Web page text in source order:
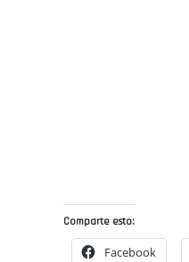
Comparte esto:
Facebook